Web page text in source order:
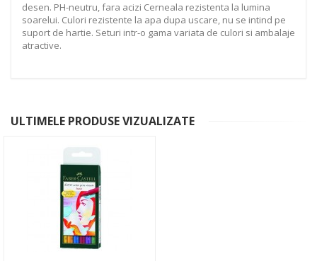
desen. PH-neutru, fara acizi Cerneala rezistenta la lumina
soarelui. Culori rezistente la apa dupa uscare, nu se intind pe
suport de hartie. Seturi intr-o gama variata de culori si ambalaje
atractive.
ULTIMELE PRODUSE VIZUALIZATE